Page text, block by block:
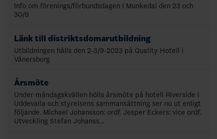
Info om förenings/förbundsdagen I Munkedal den 23 och
30/9
Länk till distriktsdomarutbildning
Utbildningen hålls den 2-3/9-2023 på Quality Hotell i
Vänersborg
Årsmöte
Under måndagskvällen hölls årsmöte på hotell Riverside i
Uddevalla och styrelsens sammansättning ser nu ut enligt
följande. Michael Johansson: ordf. Jesper Eckers: vice ordf.
Utveckling Stefan Johanss…